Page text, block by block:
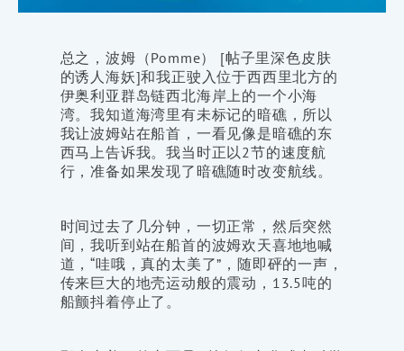
总之，波姆（Pomme） [帖子里深色皮肤
的诱人海妖]和我正驶入位于西西里北方的
伊奥利亚群岛链西北海岸上的一个小海
湾。我知道海湾里有未标记的暗礁，所以
我让波姆站在船首，一看见像是暗礁的东
西马上告诉我。我当时正以2节的速度航
行，准备如果发现了暗礁随时改变航线。
时间过去了几分钟，一切正常，然后突然
间，我听到站在船首的波姆欢天喜地地喊
道，“哇哦，真的太美了”，随即砰的一声，
传来巨大的地壳运动般的震动，13.5吨的
船颤抖着停止了。